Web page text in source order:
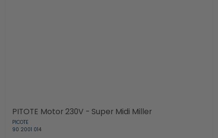
PITOTE Motor 230V - Super Midi Miller
PICOTE
90 2001 014